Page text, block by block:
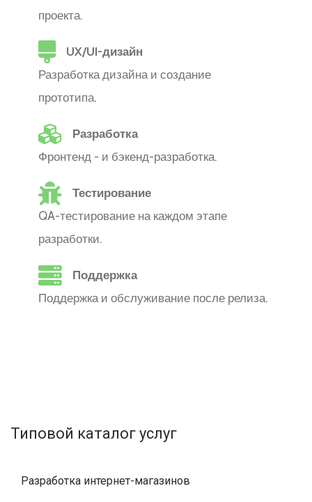
проекта.
UX/UI-дизайн
Разработка дизайна и создание
прототипа.
Разработка
Фронтенд - и бэкенд-разработка.
Тестирование
QA-тестирование на каждом этапе
разработки.
Поддержка
Поддержка и обслуживание после релиза.
Типовой каталог услуг
Разработка интернет-магазинов